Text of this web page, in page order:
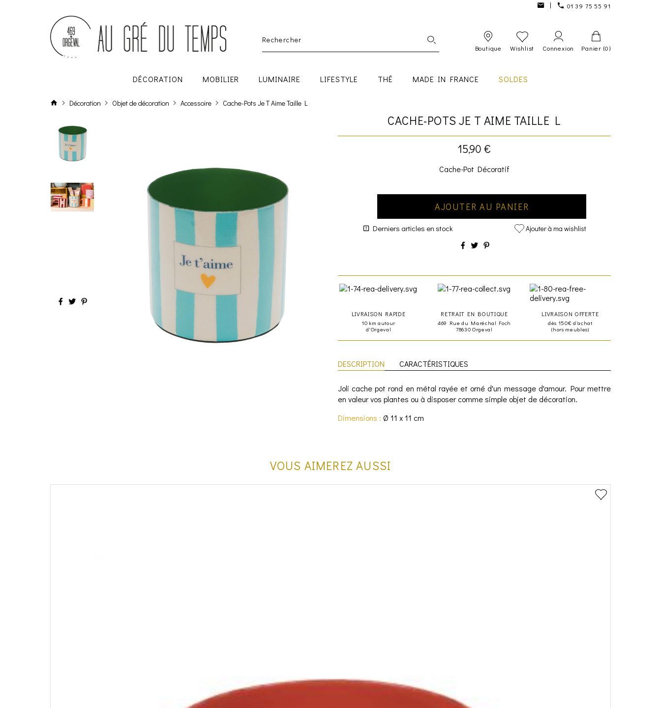
01 39 75 55 91
Boutique Wishlist Connexion Panier (0)
DÉCORATION MOBILIER LUMINAIRE LIFESTYLE THÉ MADE IN FRANCE SOLDES
Décoration Objet de décoration Accessoire Cache-Pots Je T Aime Taille L
CACHE-POTS JE T AIME TAILLE L
15,90 €
Cache-Pot Décoratif
AJOUTER AU PANIER
Derniers articles en stock Ajouter à ma wishlist
LIVRAISON RAPIDE
10 km autour
d'Orgeval
RETRAIT EN BOUTIQUE
469 Rue du Maréchal Foch
78630 Orgeval
LIVRAISON OFFERTE
dès 150€ d'achat
(hors meubles)
DESCRIPTION CARACTÉRISTIQUES
Joli cache pot rond en métal rayée et orné d'un message d'amour. Pour mettre
en valeur vos plantes ou à disposer comme simple objet de décoration.
Dimensions : Ø 11 x 11 cm
VOUS AIMEREZ AUSSI